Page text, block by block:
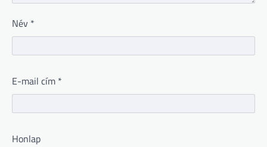
Név *
E-mail cím *
Honlap